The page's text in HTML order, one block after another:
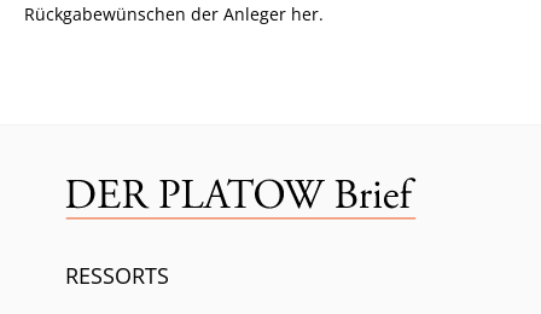
Rückgabewünschen der Anleger her.
RESSORTS